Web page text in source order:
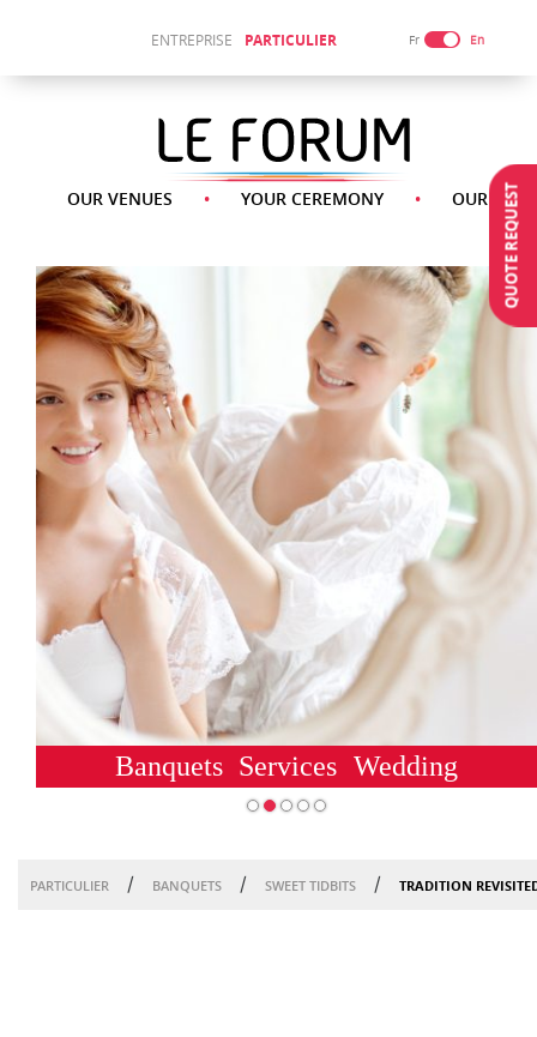
ENTREPRISE PARTICULIER Fr En
OUR VENUES YOUR CEREMONY OUR QUOTE REQUEST
Banquets Services Wedding
PARTICULIER / BANQUETS / SWEET TIDBITS / TRADITION